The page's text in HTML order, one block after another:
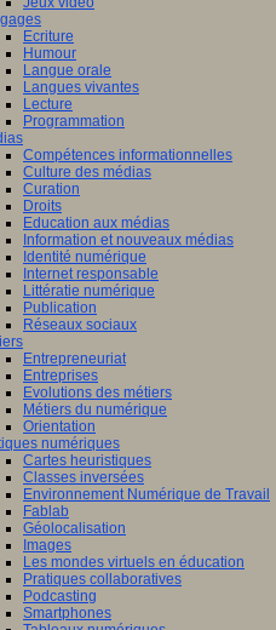
Ecriture
Humour
Langue orale
Langues vivantes
Lecture
Programmation
Compétences informationnelles
Culture des médias
Curation
Droits
Education aux médias
Information et nouveaux médias
Identité numérique
Internet responsable
Littératie numérique
Publication
Réseaux sociaux
Entrepreneuriat
Entreprises
Evolutions des métiers
Métiers du numérique
Orientation
numériques
Cartes heuristiques
Classes inversées
Environnement Numérique de Travail
Fablab
Géolocalisation
Images
Les mondes virtuels en éducation
Pratiques collaboratives
Podcasting
Smartphones